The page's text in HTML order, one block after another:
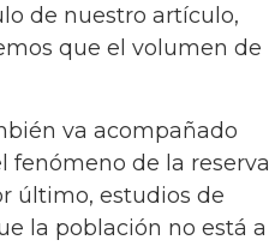
de nuestro artículo,
que el volumen de
va acompañado
fenómeno de la reserva
último, estudios de
la población no está a